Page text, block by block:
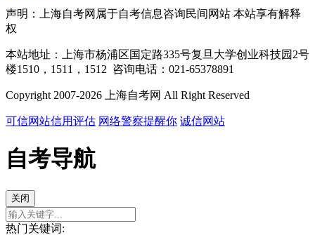
声明：上海自考网属于自考信息咨询民间网站 本站享有解释
权
本站地址：上海市杨浦区国定路335号复旦大学创业科技园2号
楼1510，1511，1512 咨询电话：021-65378891
Copyright 2007-2026 上海自考网 All Right Reserved
可信网站信用评估 网络警察提醒你 诚信网站
自考导航
关闭
热门关键词: